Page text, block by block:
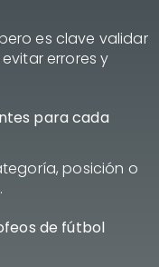
es clave validar
errores y
para cada
posición o
de fútbol